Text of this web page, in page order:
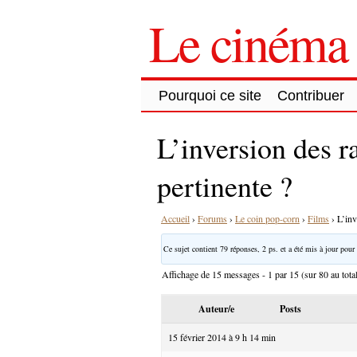
Le
Pourquoi ce site Contribuer
L’inversion des
pertinente ?
Accueil› Forums › Le coin pop-corn › Films ›
Ce sujet contient 79 réponses, 2 ps. et a été mis à jour
Affichage de 15 messages - 1 par 15 (sur 80 au
Auteur/e Posts
15 février 2014 à 9 h 14 min